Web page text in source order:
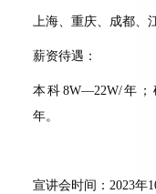
上海、重庆、成都、
薪资待遇：
本科 8W—22W/年；
年。
宣讲会时间： 2023年